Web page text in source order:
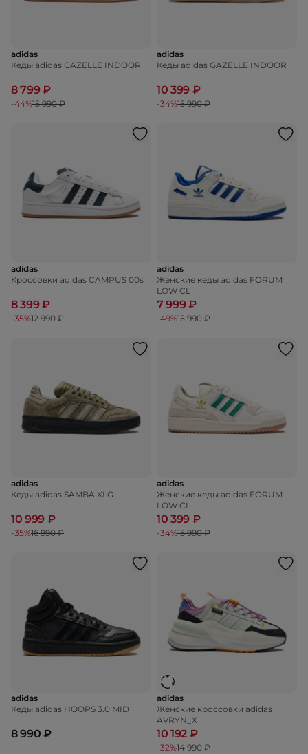
adidas
Кеды adidas GAZELLE INDOOR
8 799 ₽
-44%15 990 ₽
adidas
Кеды adidas GAZELLE INDOOR
10 399 ₽
-34%15 990 ₽
adidas
Кроссовки adidas CAMPUS 00s
8 399 ₽
-35%12 990 ₽
adidas
Женские кеды adidas FORUM
LOW CL
7 999 ₽
-49%15 990 ₽
adidas
Кеды adidas SAMBA XLG
10 999 ₽
-35%16 990 ₽
adidas
Женские кеды adidas FORUM
LOW CL
10 399 ₽
-34%15 990 ₽
adidas
Кеды adidas HOOPS 3.0 MID
8 990 ₽
adidas
Женские кроссовки adidas
AVRYN_X
10 192 ₽
-32%14 990 ₽